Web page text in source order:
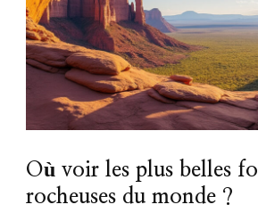
Où voir les plus belles
rocheuses du monde ?